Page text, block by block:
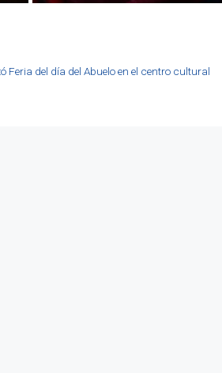
Feria del día del Abuelo en el centro cultural